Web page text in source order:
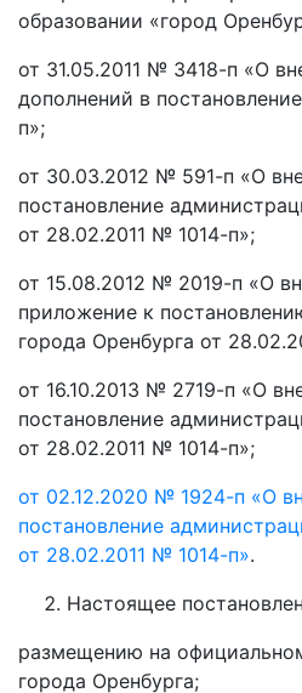
образовании «город
от 31.05.2011 № 3418-п «О
дополнений в
п»;
от 30.03.2012 № 591-п «О
постановление
от 28.02.2011 № 1014-п»;
от 15.08.2012 № 2019-п «О
приложение к
города Оренбурга от
от 16.10.2013 № 2719-п «О
постановление
от 28.02.2011 № 1014-п»;
от 02.12.2020 № 1924-п «О
постановление
от 28.02.2011 № 1014-п».
Настоящее
размещению на
города Оренбурга;